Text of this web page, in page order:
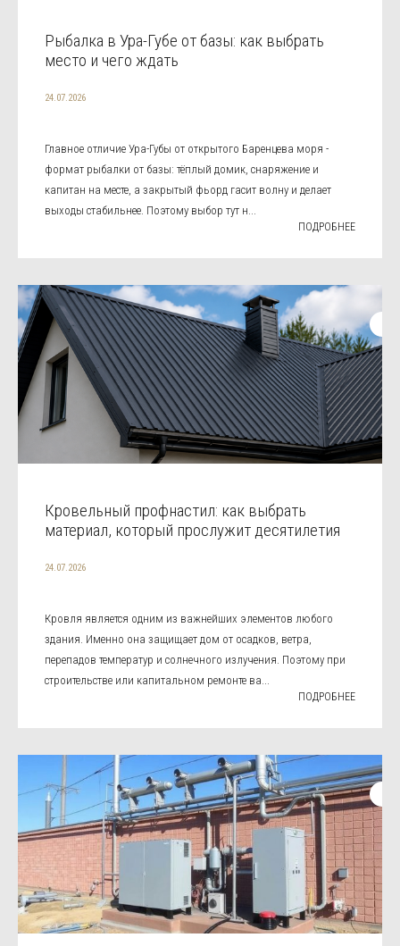
Рыбалка в Ура-Губе от базы: как выбрать
место и чего ждать
24.07.2026
Главное отличие Ура-Губы от открытого Баренцева моря -
формат рыбалки от базы: тёплый домик, снаряжение и
капитан на месте, а закрытый фьорд гасит волну и делает
выходы стабильнее. Поэтому выбор тут н...
ПОДРОБНЕЕ
Кровельный профнастил: как выбрать
материал, который прослужит десятилетия
24.07.2026
Кровля является одним из важнейших элементов любого
здания. Именно она защищает дом от осадков, ветра,
перепадов температур и солнечного излучения. Поэтому при
строительстве или капитальном ремонте ва...
ПОДРОБНЕЕ